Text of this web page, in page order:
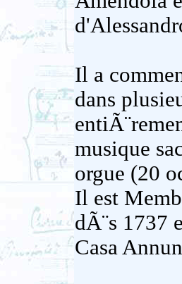
Il a
dans
musique
orgue (20
Il est
dÃ¨s 1737
Casa